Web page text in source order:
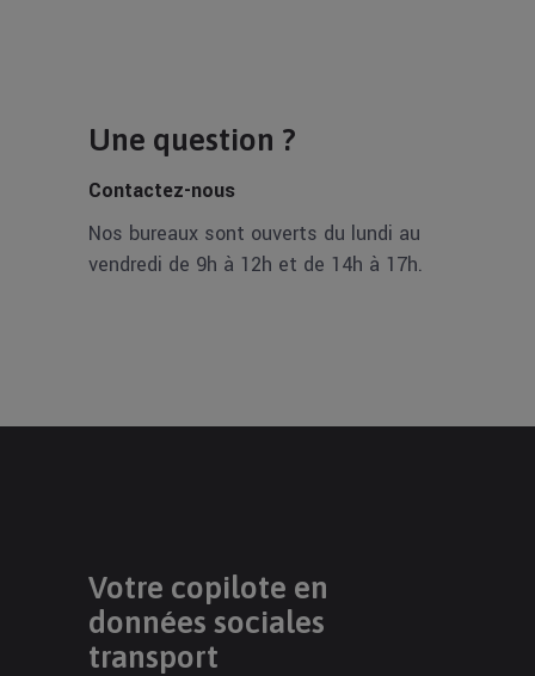
Une question ?
Contactez-nous
Nos bureaux sont ouverts du lundi au
vendredi de 9h à 12h et de 14h à 17h.
Votre copilote en
données sociales
transport